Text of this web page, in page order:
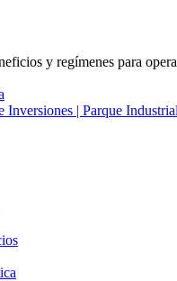
y regímenes para
Inversiones | Parque Industrial